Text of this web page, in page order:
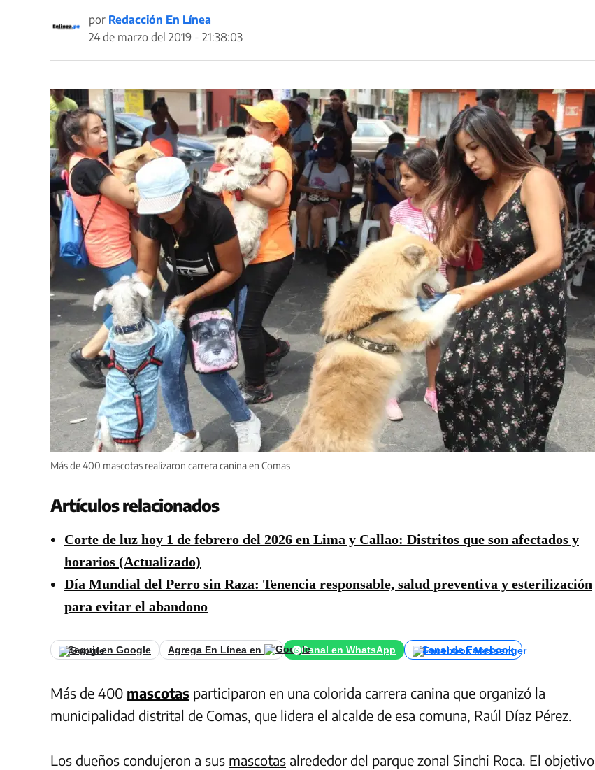
por Redacción En Línea
24 de marzo del 2019 - 21:38:03
Más de 400 mascotas realizaron carrera canina en Comas
Artículos relacionados
Corte de luz hoy 1 de febrero del 2026 en Lima y Callao: Distritos que son afectados y
horarios (Actualizado)
Día Mundial del Perro sin Raza: Tenencia responsable, salud preventiva y esterilización
para evitar el abandono
Seguir en Google Agrega En Línea en Canal en WhatsApp Canal de Facebook
Más de 400 mascotas participaron en una colorida carrera canina que organizó la
municipalidad distrital de Comas, que lidera el alcalde de esa comuna, Raúl Díaz Pérez.
Los dueños condujeron a sus mascotas alrededor del parque zonal Sinchi Roca. El objetivo